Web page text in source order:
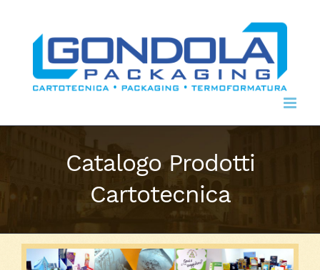
content
Catalogo Prodotti
Cartotecnica